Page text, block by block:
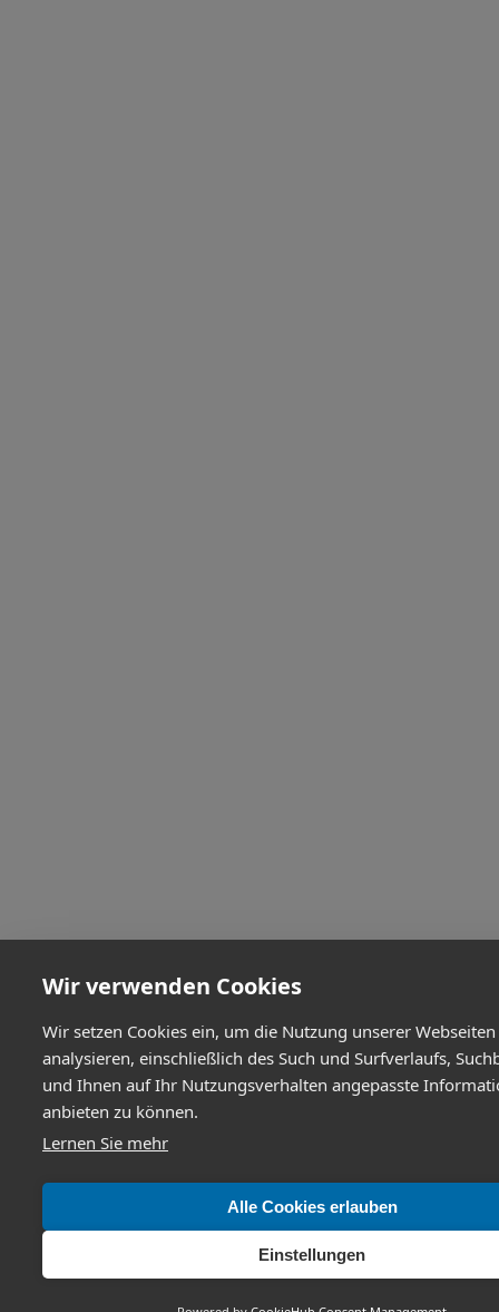
Wir verwenden Cookies
Wir setzen Cookies ein, um die Nutzung unserer
analysieren, einschließlich des Such und Surfverlaufs,
und Ihnen auf Ihr Nutzungsverhalten angepasste
anbieten zu können.
Lernen Sie mehr
Alle Cookies erlauben
Einstellungen